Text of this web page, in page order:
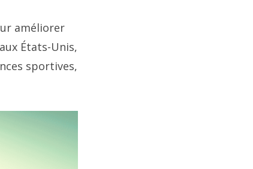
améliorer
États-Unis,
sportives,